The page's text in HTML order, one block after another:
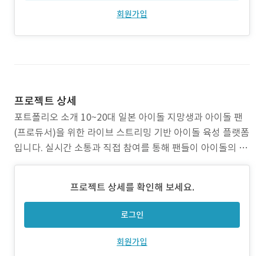
회원가입
프로젝트 상세
포트폴리오 소개 10~20대 일본 아이돌 지망생과 아이돌 팬
(프로듀서)을 위한 라이브 스트리밍 기반 아이돌 육성 플랫폼
입니다. 실시간 소통과 직접 참여를 통해 팬들이 아이돌의 성
장 과정에 함께하는 차별화된 엔터테인먼트 서비스를 제공합
브 방송 시스템 기획 및 처리 방침 수립 핵심 시스템(미션, 투
프로젝트 상세를 확인해 보세요.
로그인
회원가입